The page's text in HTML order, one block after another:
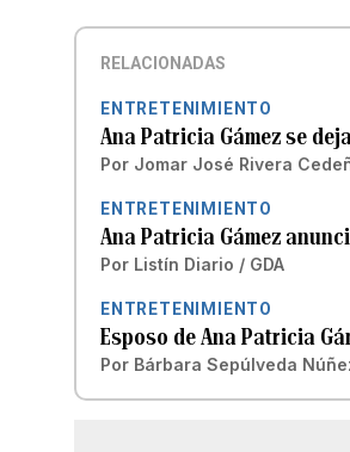
RELACIONADAS
ENTRETENIMIENTO
Ana Patricia Gámez se
Por Jomar José Rivera
ENTRETENIMIENTO
Ana Patricia Gámez
Por Listín Diario / GDA
ENTRETENIMIENTO
Esposo de Ana Patricia
Por Bárbara Sepúlveda